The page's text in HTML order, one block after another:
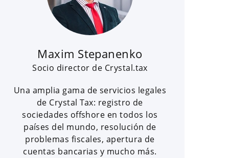
Maxim Stepanenko
Socio director de Crystal.tax
Una amplia gama de servicios legales
de Crystal Tax: registro de
sociedades offshore en todos los
países del mundo, resolución de
problemas fiscales, apertura de
cuentas bancarias y mucho más.